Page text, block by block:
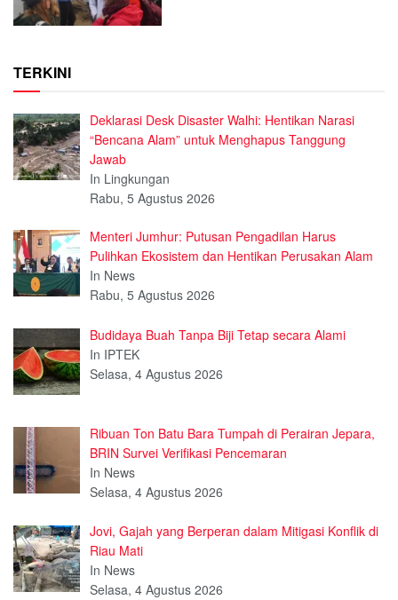
TERKINI
Deklarasi Desk Disaster Walhi: Hentikan Narasi
“Bencana Alam” untuk Menghapus Tanggung
Jawab
In Lingkungan
Rabu, 5 Agustus 2026
Menteri Jumhur: Putusan Pengadilan Harus
Pulihkan Ekosistem dan Hentikan Perusakan Alam
In News
Rabu, 5 Agustus 2026
Budidaya Buah Tanpa Biji Tetap secara Alami
In IPTEK
Selasa, 4 Agustus 2026
Ribuan Ton Batu Bara Tumpah di Perairan Jepara,
BRIN Survei Verifikasi Pencemaran
In News
Selasa, 4 Agustus 2026
Jovi, Gajah yang Berperan dalam Mitigasi Konflik di
Riau Mati
In News
Selasa, 4 Agustus 2026